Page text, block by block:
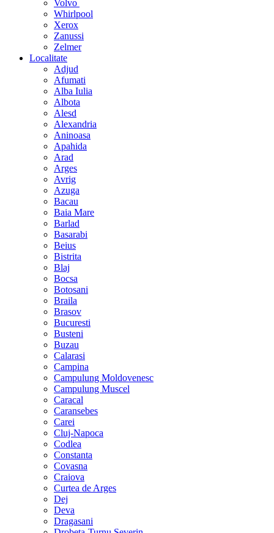
Volvo
Whirlpool
Xerox
Zanussi
Zelmer
Localitate
Adjud
Afumati
Alba Iulia
Albota
Alesd
Alexandria
Aninoasa
Apahida
Arad
Arges
Avrig
Azuga
Bacau
Baia Mare
Barlad
Basarabi
Beius
Bistrita
Blaj
Bocsa
Botosani
Braila
Brasov
Bucuresti
Busteni
Buzau
Calarasi
Campina
Campulung Moldovenesc
Campulung Muscel
Caracal
Caransebes
Carei
Cluj-Napoca
Codlea
Constanta
Covasna
Craiova
Curtea de Arges
Dej
Deva
Dragasani